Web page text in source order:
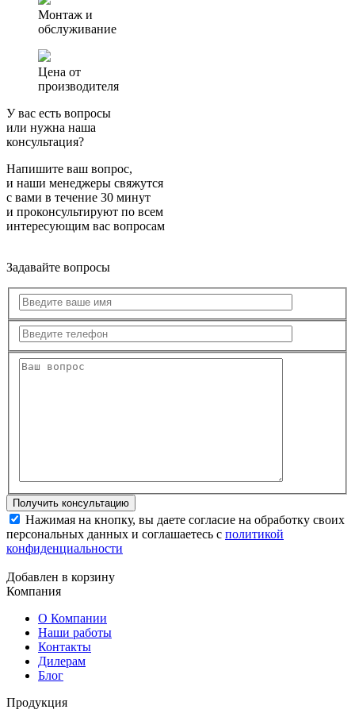
Монтаж и
обслуживание
Цена от
производителя
У вас есть вопросы
или нужна наша
консультация?
Напишите ваш вопрос,
и наши менеджеры свяжутся
с вами в течение 30 минут
и проконсультируют по всем
интересующим вас вопросам
Задавайте вопросы
Нажимая на кнопку, вы даете согласие на обработку своих
персональных данных и соглашаетесь с политикой
конфиденциальности
Добавлен в корзину
Компания
О Компании
Наши работы
Контакты
Дилерам
Блог
Продукция